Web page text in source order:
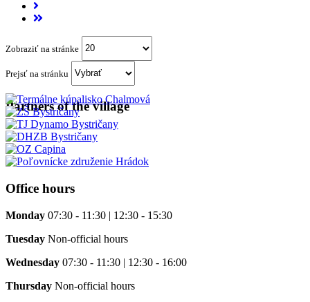
Zobraziť na stránke
Prejsť na stránku
Partners of the village
Office hours
Monday 07:30 - 11:30 | 12:30 - 15:30
Tuesday Non-official hours
Wednesday 07:30 - 11:30 | 12:30 - 16:00
Thursday Non-official hours